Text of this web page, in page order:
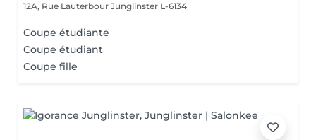
12A, Rue Lauterbour Junglinster L-6134
Coupe étudiante
Coupe étudiant
Coupe fille